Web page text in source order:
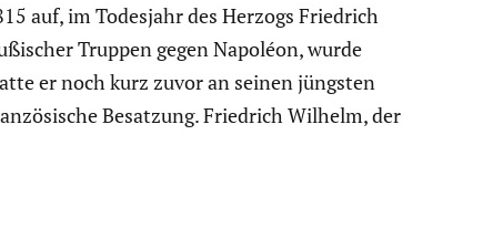
auf, im Todesjahr des Herzogs Friedrich
Truppen gegen Napoléon, wurde
er noch kurz zuvor an seinen jüngsten
Besatzung. Friedrich Wilhelm, der